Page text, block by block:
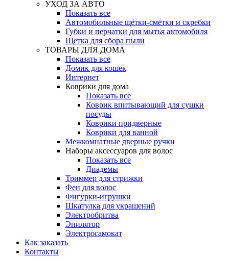
УХОД ЗА АВТО
Показать все
Автомобильные щётки-смётки и скребки
Губки и перчатки для мытья автомобиля
Щетка для сбора пыли
ТОВАРЫ ДЛЯ ДОМА
Показать все
Домик для кошек
Интернет
Коврики для дома
Показать все
Коврик впитывающий для сушки
посуды
Коврики придверные
Коврики для ванной
Межкомнатные дверные ручки
Наборы аксессуаров для волос
Показать все
Диадемы
Триммер для стрижки
Фен для волос
Фигурки-игрушки
Шкатулка для украшений
Электробритва
Эпилятор
Электросамокат
Как заказать
Контакты